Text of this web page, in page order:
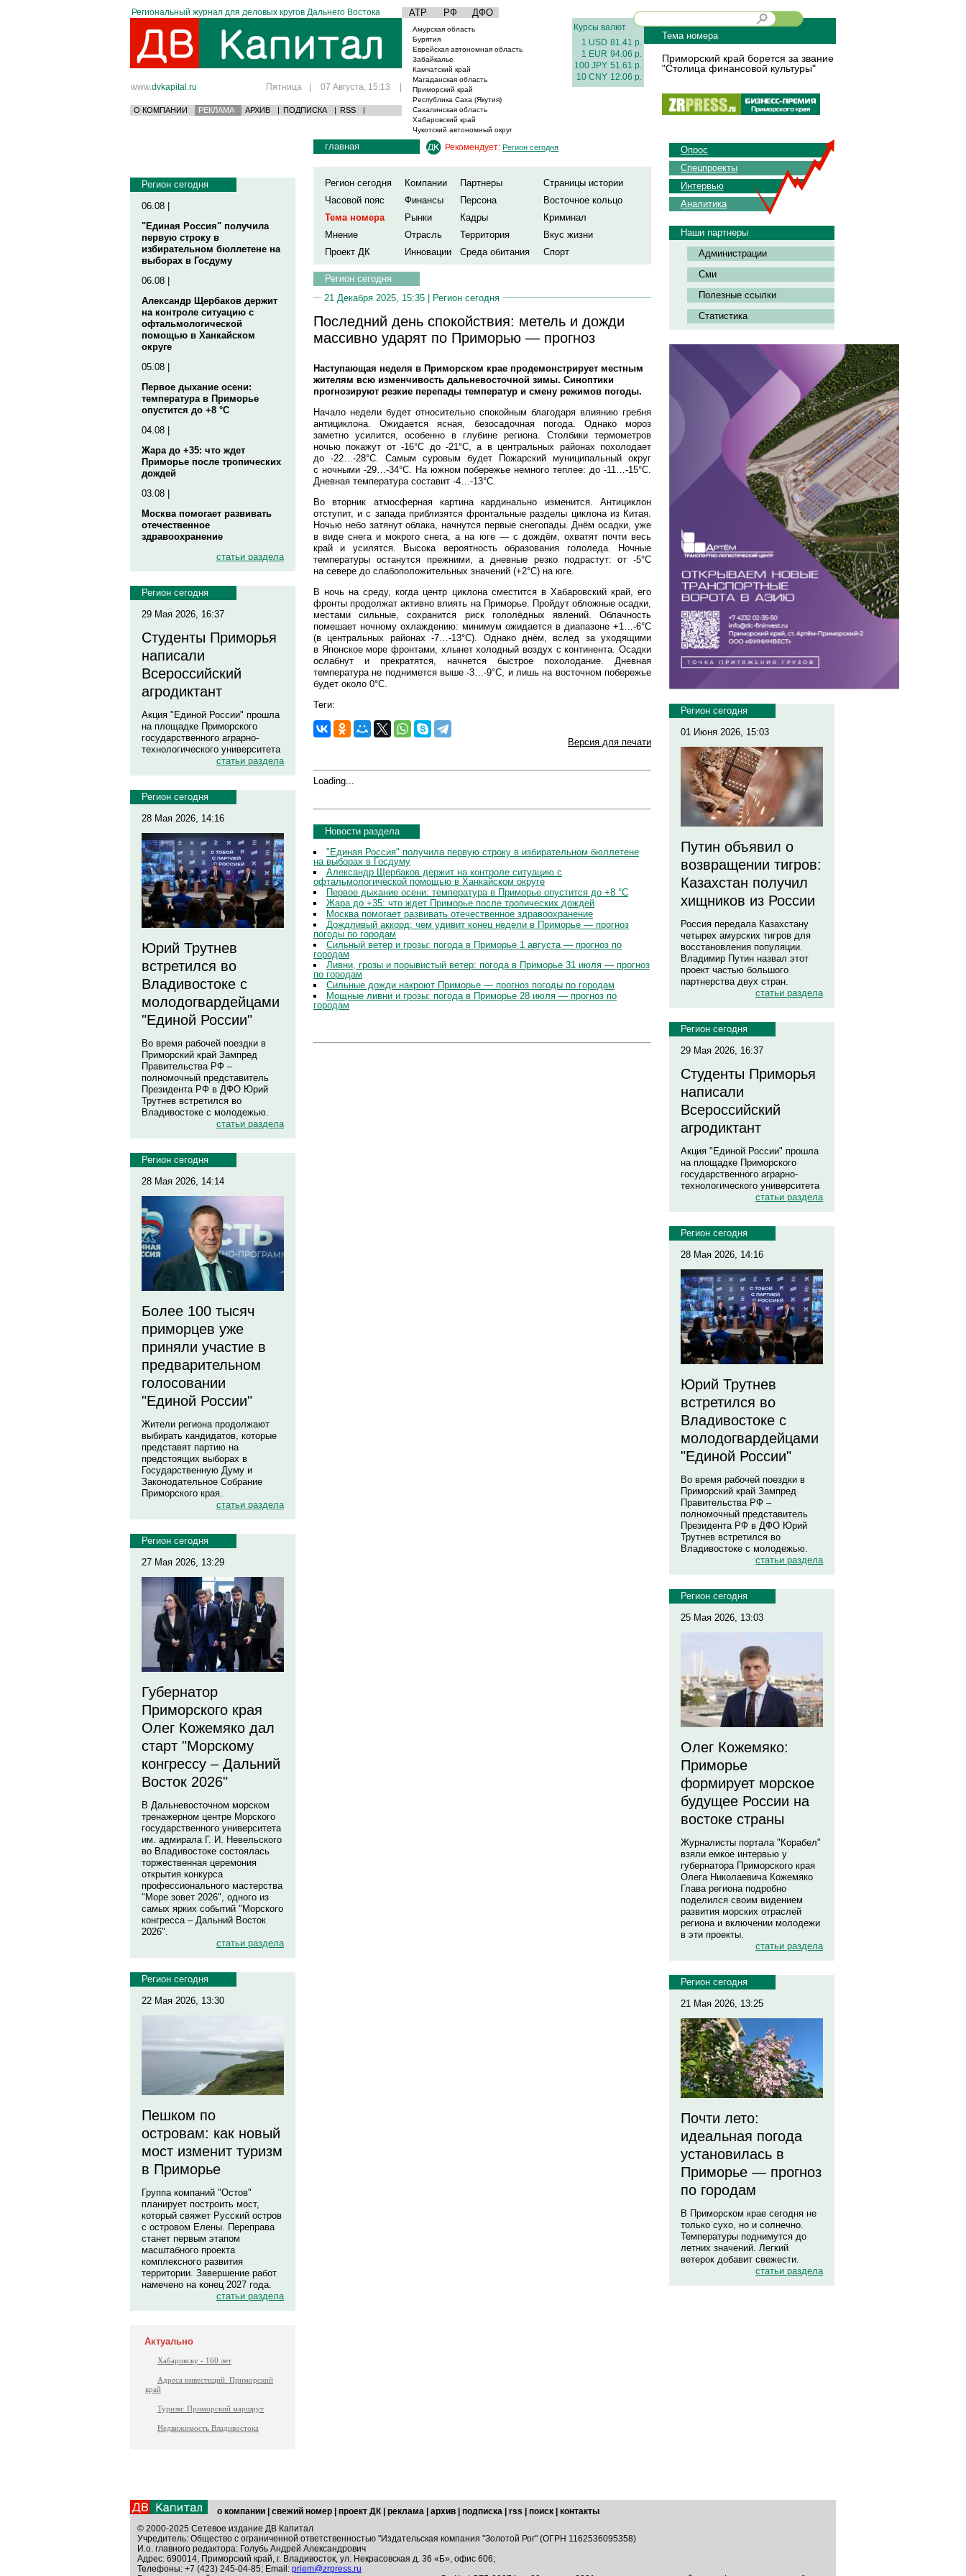
Региональный журнал для деловых кругов Дальнего Востока АТР РФ ДФО
www.dvkapital.ru Пятница | 07 Августа, 15:13 |
О КОМПАНИИ РЕКЛАМА АРХИВ | ПОДПИСКА | RSS |
Амурская область
Бурятия
Еврейская автономная область
Забайкалье
Камчатский край
Магаданская область
Приморский край
Республика Саха (Якутия)
Сахалинская область
Хабаровский край
Чукотский автономный округ
Курсы валют
1 USD 81.41 р.
1 EUR 94.06 р.
100 JPY 51.61 р.
10 CNY 12.06 р.
Тема номера
Приморский край борется за звание
"Столица финансовой культуры"
Регион сегодня
06.08 |
"Единая Россия" получила
первую строку в
избирательном бюллетене на
выборах в Госдуму
06.08 |
Александр Щербаков держит
на контроле ситуацию с
офтальмологической
помощью в Ханкайском
округе
05.08 |
Первое дыхание осени:
температура в Приморье
опустится до +8 °C
04.08 |
Жара до +35: что ждет
Приморье после тропических
дождей
03.08 |
Москва помогает развивать
отечественное
здравоохранение
статьи раздела
Регион сегодня
29 Мая 2026, 16:37
Студенты Приморья
написали
Всероссийский
агродиктант
Акция "Единой России" прошла
на площадке Приморского
государственного аграрно-
технологического университета
статьи раздела
Регион сегодня
28 Мая 2026, 14:16
Юрий Трутнев
встретился во
Владивостоке с
молодогвардейцами
"Единой России"
Во время рабочей поездки в
Приморский край Зампред
Правительства РФ –
полномочный представитель
Президента РФ в ДФО Юрий
Трутнев встретился во
Владивостоке с молодежью.
статьи раздела
Регион сегодня
28 Мая 2026, 14:14
Более 100 тысяч
приморцев уже
приняли участие в
предварительном
голосовании
"Единой России"
Жители региона продолжают
выбирать кандидатов, которые
представят партию на
предстоящих выборах в
Государственную Думу и
Законодательное Собрание
Приморского края.
статьи раздела
Регион сегодня
27 Мая 2026, 13:29
Губернатор
Приморского края
Олег Кожемяко дал
старт "Морскому
конгрессу – Дальний
Восток 2026"
В Дальневосточном морском
тренажерном центре Морского
государственного университета
им. адмирала Г. И. Невельского
во Владивостоке состоялась
торжественная церемония
открытия конкурса
профессионального мастерства
"Море зовет 2026", одного из
самых ярких событий "Морского
конгресса – Дальний Восток
2026".
статьи раздела
Регион сегодня
22 Мая 2026, 13:30
Пешком по
островам: как новый
мост изменит туризм
в Приморье
Группа компаний "Остов"
планирует построить мост,
который свяжет Русский остров
с островом Елены. Переправа
станет первым этапом
масштабного проекта
комплексного развития
территории. Завершение работ
намечено на конец 2027 года.
статьи раздела
Актуально
Хабаровску - 160 лет
Адреса инвестиций. Приморский
край
Туризм: Приморский маршрут
Недвижимость Владивостока
главная Рекомендует: Регион сегодня
Регион сегодня Компании Партнеры
Страницы истории
Часовой пояс
Финансы Персона
Восточное кольцо
Тема номера
Рынки Кадры
Криминал
Мнение
Отрасль Территория
Вкус жизни
Проект ДК
Инновации Среда обитания Спорт
Регион сегодня
21 Декабря 2025, 15:35 | Регион сегодня
Последний день спокойствия: метель и дожди
массивно ударят по Приморью — прогноз
Наступающая неделя в Приморском крае продемонстрирует местным
жителям всю изменчивость дальневосточной зимы. Синоптики
прогнозируют резкие перепады температур и смену режимов погоды.
Начало недели будет относительно спокойным благодаря влиянию гребня
антициклона. Ожидается ясная, безосадочная погода. Однако мороз
заметно усилится, особенно в глубине региона. Столбики термометров
ночью покажут от -16°C до -21°C, а в центральных районах похолодает
до -22…-28°C. Самым суровым будет Пожарский муниципальный округ
с ночными -29…-34°C. На южном побережье немного теплее: до -11…-15°C.
Дневная температура составит -4…-13°C.
Во вторник атмосферная картина кардинально изменится. Антициклон
отступит, и с запада приблизятся фронтальные разделы циклона из Китая.
Ночью небо затянут облака, начнутся первые снегопады. Днём осадки, уже
в виде снега и мокрого снега, а на юге — с дождём, охватят почти весь
край и усилятся. Высока вероятность образования гололеда. Ночные
температуры останутся прежними, а дневные резко подрастут: от -5°C
на севере до слабоположительных значений (+2°C) на юге.
В ночь на среду, когда центр циклона сместится в Хабаровский край, его
фронты продолжат активно влиять на Приморье. Пройдут обложные осадки,
местами сильные, сохранится риск гололёдных явлений. Облачность
помешает ночному охлаждению: минимум ожидается в диапазоне +1…-6°C
(в центральных районах -7…-13°C). Однако днём, вслед за уходящими
в Японское море фронтами, хлынет холодный воздух с континента. Осадки
ослабнут и прекратятся, начнется быстрое похолодание. Дневная
температура не поднимется выше -3…-9°C, и лишь на восточном побережье
будет около 0°C.
Теги:
Версия для печати
Loading...
Новости раздела
"Единая Россия" получила первую строку в избирательном бюллетене
на выборах в Госдуму
Александр Щербаков держит на контроле ситуацию с
офтальмологической помощью в Ханкайском округе
Первое дыхание осени: температура в Приморье опустится до +8 °C
Жара до +35: что ждет Приморье после тропических дождей
Москва помогает развивать отечественное здравоохранение
Дождливый аккорд: чем удивит конец недели в Приморье — прогноз
погоды по городам
Сильный ветер и грозы: погода в Приморье 1 августа — прогноз по
городам
Ливни, грозы и порывистый ветер: погода в Приморье 31 июля — прогноз
по городам
Сильные дожди накроют Приморье — прогноз погоды по городам
Мощные ливни и грозы: погода в Приморье 28 июля — прогноз по
городам
Опрос
Спецпроекты
Интервью
Аналитика
Наши партнеры
Администрации
Сми
Полезные ссылки
Статистика
Регион сегодня
01 Июня 2026, 15:03
Путин объявил о
возвращении тигров:
Казахстан получил
хищников из России
Россия передала Казахстану
четырех амурских тигров для
восстановления популяции.
Владимир Путин назвал этот
проект частью большого
партнерства двух стран.
статьи раздела
Регион сегодня
29 Мая 2026, 16:37
Студенты Приморья
написали
Всероссийский
агродиктант
Акция "Единой России" прошла
на площадке Приморского
государственного аграрно-
технологического университета
статьи раздела
Регион сегодня
28 Мая 2026, 14:16
Юрий Трутнев
встретился во
Владивостоке с
молодогвардейцами
"Единой России"
Во время рабочей поездки в
Приморский край Зампред
Правительства РФ –
полномочный представитель
Президента РФ в ДФО Юрий
Трутнев встретился во
Владивостоке с молодежью.
статьи раздела
Регион сегодня
25 Мая 2026, 13:03
Олег Кожемяко:
Приморье
формирует морское
будущее России на
востоке страны
Журналисты портала "Корабел"
взяли емкое интервью у
губернатора Приморского края
Олега Николаевича Кожемяко
Глава региона подробно
поделился своим видением
развития морских отраслей
региона и включении молодежи
в эти проекты.
статьи раздела
Регион сегодня
21 Мая 2026, 13:25
Почти лето:
идеальная погода
установилась в
Приморье — прогноз
по городам
В Приморском крае сегодня не
только сухо, но и солнечно.
Температуры поднимутся до
летних значений. Легкий
ветерок добавит свежести.
статьи раздела
о компании свежий номер проект ДК реклама архив подписка rss поиск
контакты
© 2000-2025 Сетевое издание ДВ Капитал
Учредитель: Общество с ограниченной ответственностью "Издательская компания "Золотой Рог" (ОГРН 1162536095358)
И.о. главного редактора: Голубь Андрей Александрович
Адрес: 690014, Приморский край, г. Владивосток, ул. Некрасовская д. 36 «Б», офис 606;
Телефоны: +7 (423) 245-04-85; Email: priem@zrpress.ru